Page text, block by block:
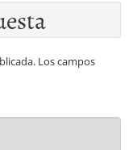
Los campos